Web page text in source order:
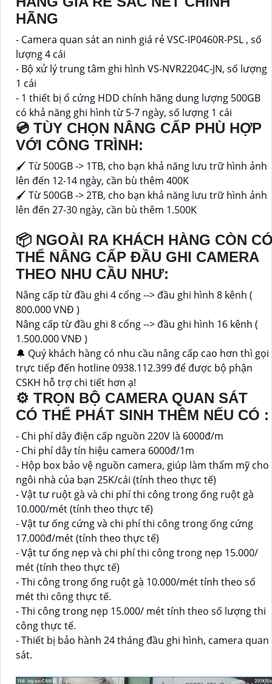
HÃNG
- Camera quan sát an ninh giá rẻ VSC-IP0460R-PSL , số
lượng 4 cái
- Bộ xử lý trung tâm ghi hình VS-NVR2204C-JN, số lượng
1 cái
- 1 thiết bị ổ cứng HDD chính hãng dung lượng 500GB
có khả năng ghi hình từ 5-7 ngày, số lượng 1 cái
💿 TÙY CHỌN NÂNG CẤP PHÙ HỢP
VỚI CÔNG TRÌNH:
🖌 Từ 500GB -> 1TB, cho bạn khả năng lưu trữ hình ảnh
lên đến 12-14 ngày, cần bù thêm 400K
🖌 Từ 500GB -> 2TB, cho bạn khả năng lưu trữ hình ảnh
lên đến 27-30 ngày, cần bù thêm 1.500K
📦 NGOÀI RA KHÁCH HÀNG CÒN
THỂ NÂNG CẤP ĐẦU GHI CAMERA
THEO NHU CẦU NHƯ:
Nâng cấp từ đầu ghi 4 cổng --> đầu ghi hình 8 kênh (
800.000 VNĐ )
Nâng cấp từ đầu ghi 8 cổng --> đầu ghi hình 16 kênh (
1.500.000 VNĐ )
🔔 Quý khách hàng có nhu cầu nâng cấp cao hơn thì gọi
trực tiếp đến hotline 0938.112.399 để được bộ phận
CSKH hỗ trợ chi tiết hơn ạ!
⚙ TRỌN BỘ CAMERA QUAN SÁT
CÓ THỂ PHÁT SINH THÊM NẾU CÓ :
- Chi phí dây điện cấp nguồn 220V là 6000đ/m
- Chi phí dây tín hiệu camera 6000đ/1m
- Hộp box bảo vệ nguồn camera, giúp làm thẩm mỹ cho
ngôi nhà của bạn 25K/cái (tính theo thực tế)
- Vật tư ruột gà và chi phí thi công trong ống ruột gà
10.000/mét (tính theo thực tế)
- Vật tư ống cứng và chi phí thi công trong ống cứng
17.000đ/mét (tính theo thực tế)
- Vật tư ống nẹp và chi phí thi công trong nẹp 15.000/
mét (tính theo thực tế)
- Thi công trong ống ruột gà 10.000/mét tính theo số
mét thi công thực tế.
- Thi công trong nẹp 15.000/ mét tính theo số lượng thi
công thực tế.
- Thiết bị bảo hành 24 tháng đầu ghi hình, camera quan
sát.